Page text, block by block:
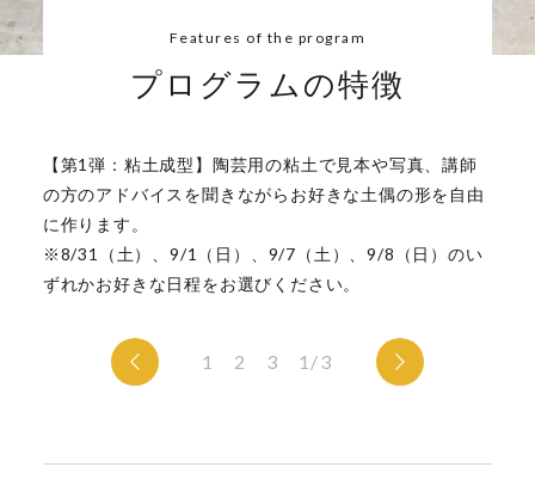
Features of the program
プログラムの特徴
【第1弾：粘土成型】陶芸用の粘土で見本や写真、講師
の方のアドバイスを聞きながらお好きな土偶の形を自由
に作ります。
※8/31（土）、9/1（日）、9/7（土）、9/8（日）のい
ずれかお好きな日程をお選びください。
1 2 3 1/3
Features of the program
プログラムの特徴
【第2弾：焼成】当日は5時間ほどかけてゆっくりと焼成
していきます。その間は薪をくべて、一緒に縄文時代に
想いを馳せながら、揺らぐ炎を眺め、ゆったりとした時
間をお過ごしください。
※9/21（土）11:00～14:00開催（雨天の場合は
Features of the program
プログラムの特徴
野焼きの独特なコントラスが良い風合いを出します♪
焼成に参加できなかった方には、ご自宅に配送いたしま
す。
1